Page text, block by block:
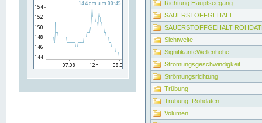
Richtung Hauptseegang
SAUERSTOFFGEHALT
SAUERSTOFFGEHALT
Sichtweite
SignifikanteWellenhöhe
Strömungsgeschwindigkeit
Strömungsrichtung
Trübung
Trübung_Rohdaten
Volumen